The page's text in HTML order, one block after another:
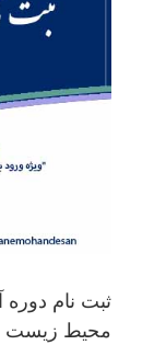
ثبت نام
محیط زیست